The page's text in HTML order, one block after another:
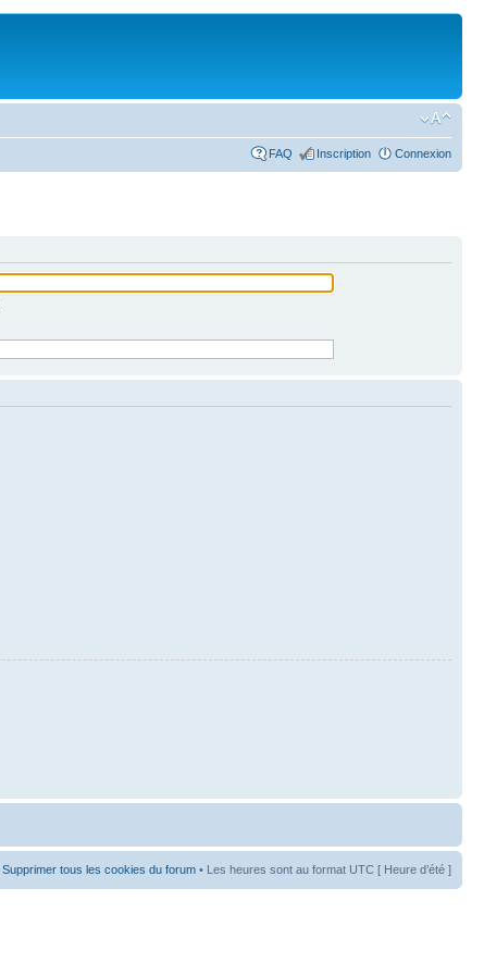
FAQ Inscription Connexion
Supprimer tous les cookies du forum • Les heures sont au format UTC [ Heure d’été ]